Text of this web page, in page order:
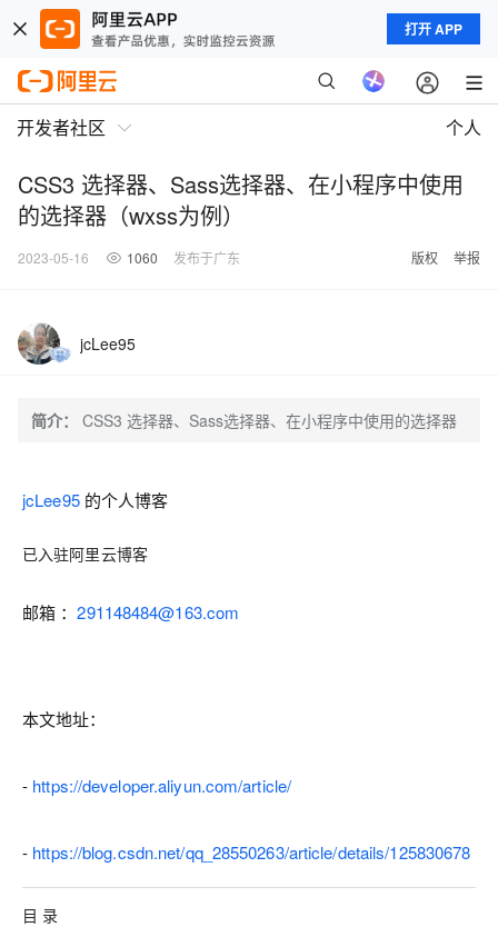
打开 APP
开发者社区 个人
CSS3 选择器、Sass选择器、在小程序中使用
的选择器（wxss为例）
2023-05-16 1060 发布于广东 版权 举报
jcLee95
简介： CSS3 选择器、Sass选择器、在小程序中使用的选择器
jcLee95的个人博客
已入驻阿里云博客
邮箱 ：291148484@163.com
本文地址：
- https://developer.aliyun.com/article/
- https://blog.csdn.net/qq_28550263/article/details/125830678
目 录